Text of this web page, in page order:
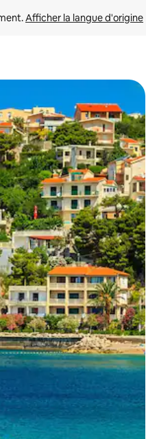
Afficher la langue d'origine
appuyant et en faisant glisser.